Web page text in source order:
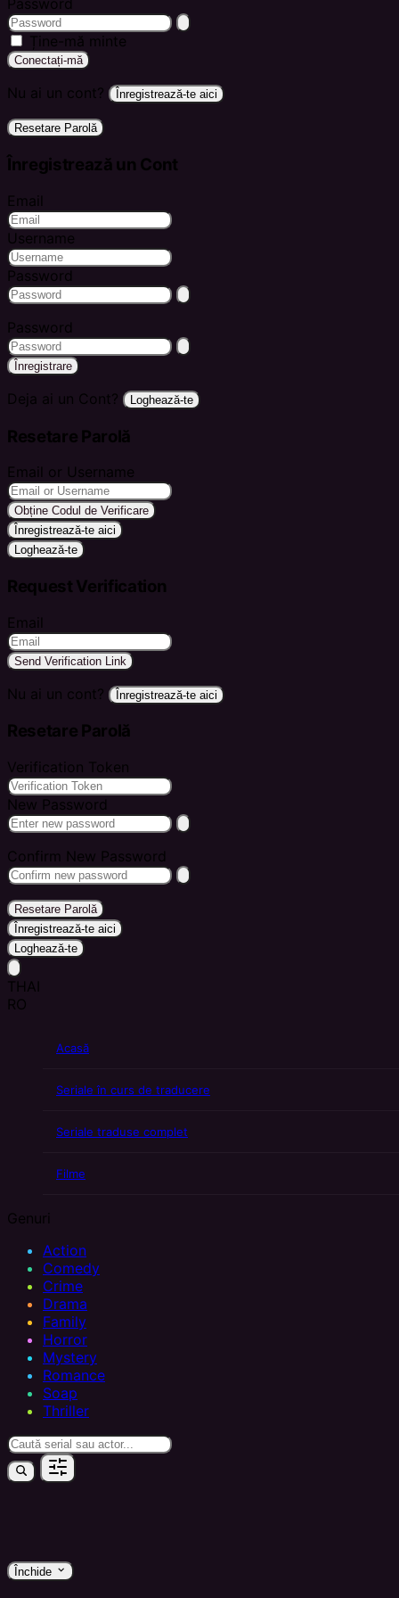
Password
Ține-mă minte
Conectați-mă
Nu ai un cont? Înregistrează-te aici
Resetare Parolă
Înregistrează un Cont
Email
Username
Password
Password
Înregistrare
Deja ai un Cont? Loghează-te
Resetare Parolă
Email or Username
Obține Codul de Verificare
Înregistrează-te aici
Loghează-te
Request Verification
Email
Send Verification Link
Nu ai un cont? Înregistrează-te aici
Resetare Parolă
Verification Token
New Password
Confirm New Password
Resetare Parolă
Înregistrează-te aici
Loghează-te
THAI
RO
Acasă
Seriale în curs de traducere
Seriale traduse complet
Filme
Genuri
Action
Comedy
Crime
Drama
Family
Horror
Mystery
Romance
Soap
Thriller
Închide keyboard_arrow_down